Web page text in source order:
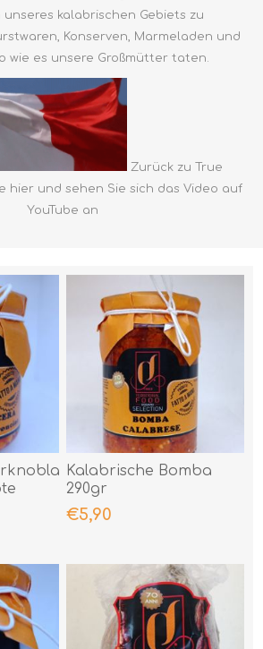
unseres kalabrischen Gebiets zu
Konserven, Marmeladen und
wie es unsere Großmütter taten.
Zurück zu True
hier und sehen Sie sich das Video auf
YouTube an
Kalabrische Bomba
290gr
€5,90